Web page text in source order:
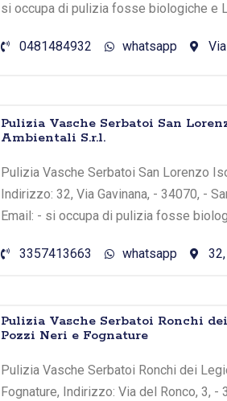
si occupa di pulizia fosse biologiche e
0481484932 whatsapp
Pulizia Vasche Serbatoi San
Ambientali S.r.l.
Pulizia Vasche Serbatoi San Lorenzo
Indirizzo: 32, Via Gavinana, - 34070, -
Email: - si occupa di pulizia fosse
3357413663 whatsapp
Pulizia Vasche Serbatoi Ronchi
Pozzi Neri e Fognature
Pulizia Vasche Serbatoi Ronchi dei
Fognature, Indirizzo: Via del Ronco, 3, -